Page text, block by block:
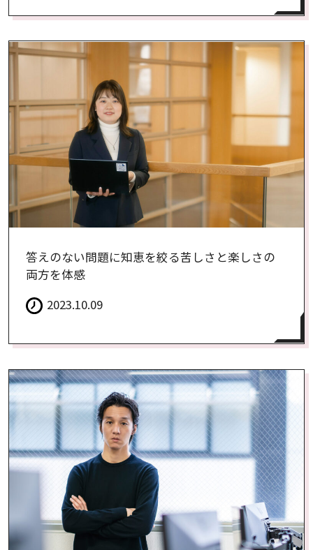
答えのない問題に知恵を絞る苦しさと楽しさの
両方を体感
2023.10.09